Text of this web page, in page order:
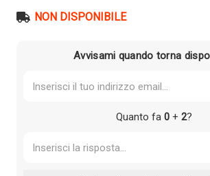
era:
NON DISPONIBILE
Avvisami quando torna
Quanto fa 0+ 2?